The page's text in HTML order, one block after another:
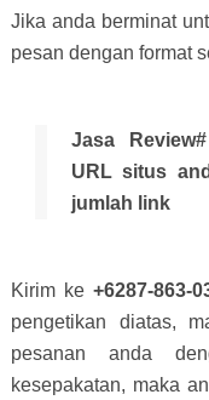
Jika anda berminat
pesan dengan format
Jasa
URL situs
jumlah link
Kirim ke +6287-863-
pengetikan diatas,
pesanan anda
kesepakatan, maka